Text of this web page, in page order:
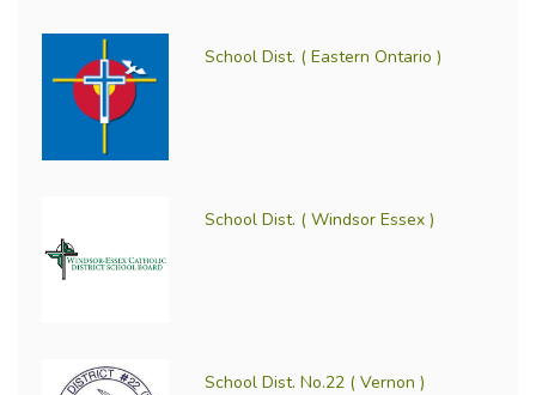
School Dist. ( Eastern Ontario )
School Dist. ( Windsor Essex )
School Dist. No.22 ( Vernon )